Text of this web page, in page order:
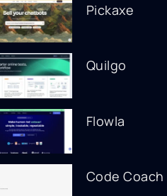
Pickaxe
Quilgo
Flowla
Code Coach